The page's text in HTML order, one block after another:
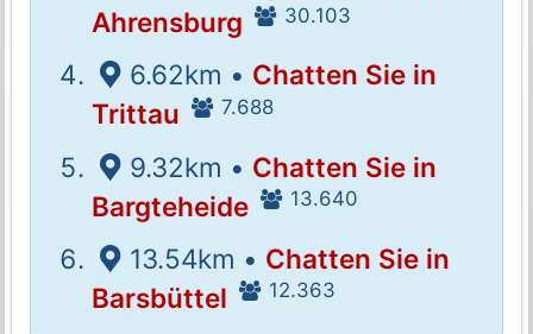
Ahrensburg
30.103
6.62km • Chatten Sie in
Trittau
7.688
9.32km • Chatten Sie in
Bargteheide
13.640
13.54km • Chatten Sie in
Barsbüttel
12.363